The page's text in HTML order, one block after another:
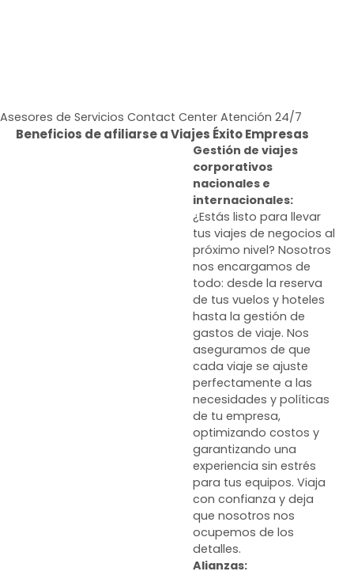
Asesores de Servicios Contact Center Atención 24/7
Beneficios de afiliarse a Viajes Éxito Empresas
Gestión de viajes
corporativos
nacionales e
internacionales:
¿Estás listo para llevar
tus viajes de negocios al
próximo nivel? Nosotros
nos encargamos de
todo: desde la reserva
de tus vuelos y hoteles
hasta la gestión de
gastos de viaje. Nos
aseguramos de que
cada viaje se ajuste
perfectamente a las
necesidades y políticas
de tu empresa,
optimizando costos y
garantizando una
experiencia sin estrés
para tus equipos. Viaja
con confianza y deja
que nosotros nos
ocupemos de los
detalles.
Alianzas: